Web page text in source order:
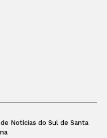
Notícias do Sul de Santa